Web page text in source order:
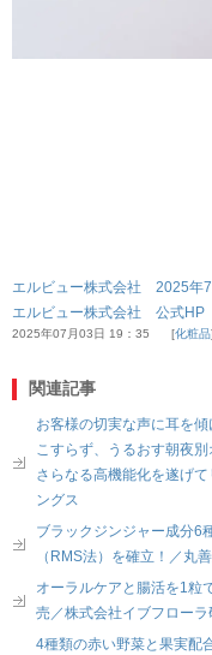
エルビュー株式会社 2025
エルビュー株式会社 公式HP
2025年07月03日 19：35 化粧品
関連記事
お客様の切実な声に耳を
こすらず、うるおす朝夜
さらなる高機能化を遂げ
ングス
ブラックジンジャー成分6
（RMS法）を確立！／丸
オーラルケアと腸活を1粒
売／株式会社イブフローラ
4種類の赤い野菜と果実配